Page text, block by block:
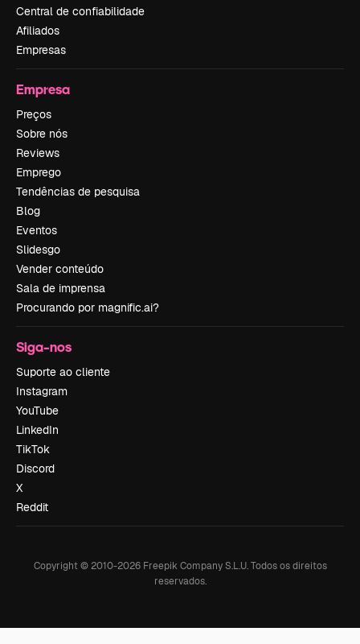
Central de confiabilidade
Afiliados
Empresas
Empresa
Preços
Sobre nós
Reviews
Emprego
Tendências de pesquisa
Blog
Eventos
Slidesgo
Vender conteúdo
Sala de imprensa
Procurando por magnific.ai?
Siga-nos
Suporte ao cliente
Instagram
YouTube
LinkedIn
TikTok
Discord
X
Reddit
Copyright © 2010-2026Freepik Company S.L.U. Todos os direitos
reservados.